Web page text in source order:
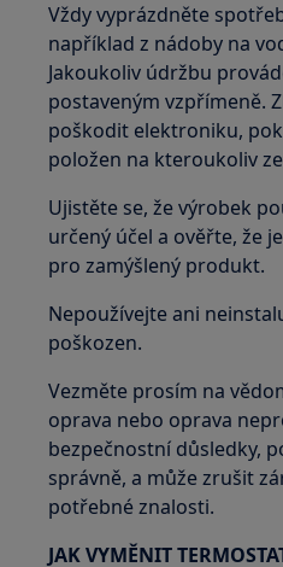
Vždy vyprázdněte
například z nádoby na
Jakoukoliv údržbu
postaveným vzpřímeně.
poškodit elektroniku,
položen na kteroukoliv
Ujistěte se, že výrobek
určený účel a ověřte, že
pro zamýšlený produkt.
Nepoužívejte ani
poškozen.
Vezměte prosím na
oprava nebo oprava
bezpečnostní důsledky,
správně, a může zrušit
potřebné znalosti.
JAK VYMĚNIT